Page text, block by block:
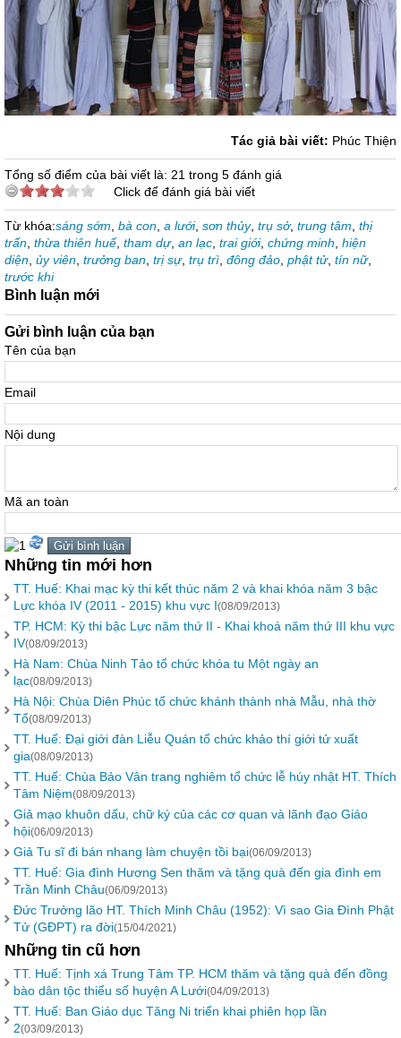
Tác giả bài viết: Phúc Thiện
Tổng số điểm của bài viết là: 21 trong 5 đánh giá
Click để đánh giá bài viết
Từ khóa:sáng sớm bà con a lưới, sơn thủy, trụ sở, trung tâm thị
trấn thừa thiên huế, tham dự, an lạc trai giới, chứng minh hiện
diện ủy viên trưởng ban trị sự, trụ trì đông đảo phật tử, tín nữ,
trước khi
Bình luận mới
Gửi bình luận của bạn
Tên của bạn
Email
Nội dung
Mã an toàn
Những tin mới hơn
TT. Huế: Khai mạc kỳ thi kết thúc năm 2 và khai khóa năm 3 bậc
Lực khóa IV (2011 - 2015) khu vực I(08/09/2013)
TP. HCM: Kỳ thi bậc Lực năm thứ II - Khai khoá năm thứ III khu vực
IV(08/09/2013)
Hà Nam: Chùa Ninh Tảo tổ chức khóa tu Một ngày an
lạc(08/09/2013)
Hà Nội: Chùa Diên Phúc tổ chức khánh thành nhà Mẫu, nhà thờ
Tổ(08/09/2013)
TT. Huế: Đại giới đàn Liễu Quán tổ chức khảo thí giới tử xuất
gia(08/09/2013)
TT. Huế: Chùa Bảo Vân trang nghiêm tổ chức lễ húy nhật HT. Thích
Tâm Niệm(08/09/2013)
Giả mạo khuôn dấu, chữ ký của các cơ quan và lãnh đạo Giáo
hội(06/09/2013)
Giả Tu sĩ đi bán nhang làm chuyện tồi bại(06/09/2013)
TT. Huế: Gia đình Hương Sen thăm và tặng quà đến gia đình em
Trần Minh Châu(06/09/2013)
Đức Trưởng lão HT. Thích Minh Châu (1952): Vì sao Gia Đình Phật
Tử (GĐPT) ra đời(15/04/2021)
Những tin cũ hơn
TT. Huế: Tịnh xá Trung Tâm TP. HCM thăm và tặng quà đến đồng
bào dân tộc thiểu số huyện A Lưới(04/09/2013)
TT. Huế: Ban Giáo dục Tăng Ni triển khai phiên họp lần
2(03/09/2013)